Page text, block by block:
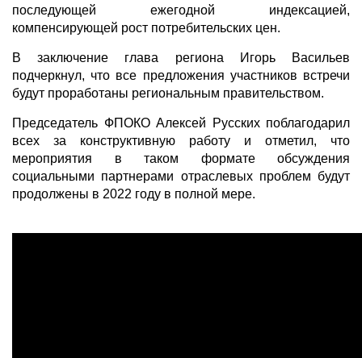
последующей ежегодной индексацией,
компенсирующей рост потребительских цен.
В заключение глава региона Игорь Васильев
подчеркнул, что все предложения участников встречи
будут проработаны региональным правительством.
Председатель ФПОКО Алексей Русских поблагодарил
всех за конструктивную работу и отметил, что
мероприятия в таком формате обсуждения
социальными партнерами отраслевых проблем будут
продолжены в 2022 году в полной мере.